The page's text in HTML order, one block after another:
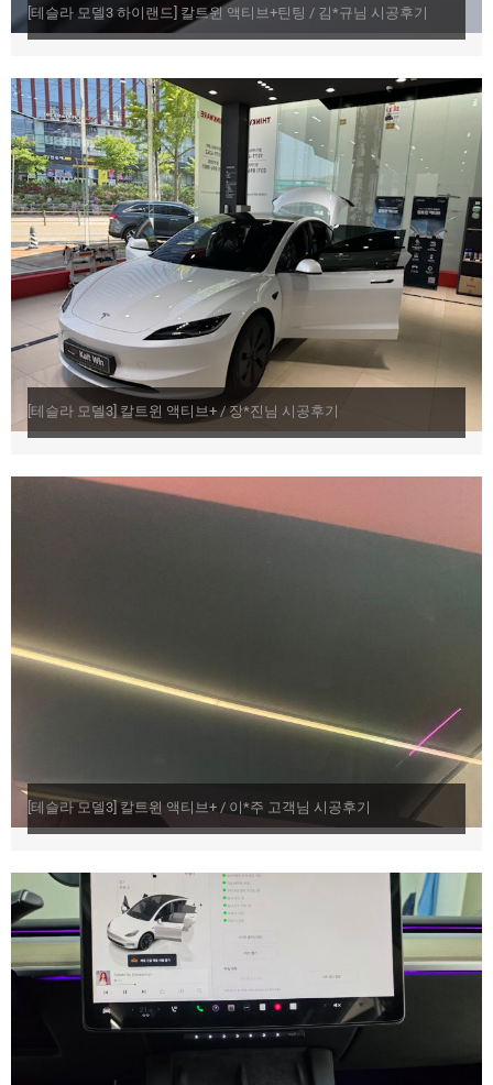
[테슬라 모델3 하이랜드] 칼트윈 액티브+틴팅 / 김*규님 시공후기
[테슬라 모델3] 칼트윈 액티브+ / 장*진님 시공후기​
[테슬라 모델3] 칼트윈 액티브+ / 이*주 고객님 시공후기